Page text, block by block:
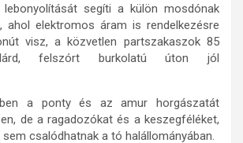
lebonyolítását segíti a külön mosdónak
ahol elektromos áram is rendelkezésre
visz, a közvetlen partszakaszok 85
felszórt burkolatú úton jól
a ponty és az amur horgászatát
de a ragadozókat és a keszegféléket,
csalódhatnak a tó halállományában.